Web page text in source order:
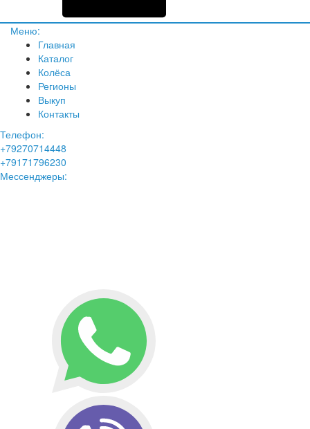
Меню:
Главная
Каталог
Колёса
Регионы
Выкуп
Контакты
Телефон:
+79270714448
+79171796230
Мессенджеры: